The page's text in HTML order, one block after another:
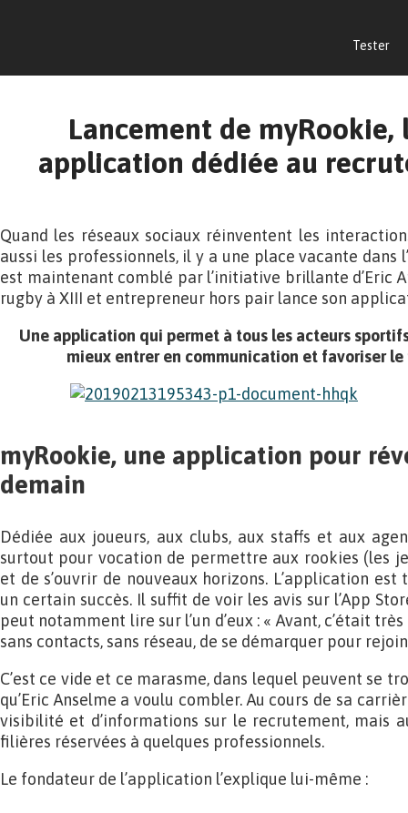
Tester
Lancement de myRookie,
application dédiée au
Quand les réseaux sociaux réinventent les
aussi les professionnels, il y a une place vacante dans
est maintenant comblé par l’initiative brillante d’Eric
rugby à XIII et entrepreneur hors pair lance son
Une application qui permet à tous les acteurs
mieux entrer en communication et favoriser
myRookie, une application pour
demain
Dédiée aux joueurs, aux clubs, aux staffs et aux
surtout pour vocation de permettre aux rookies (les
et de s’ouvrir de nouveaux horizons. L’application
un certain succès. Il suffit de voir les avis sur l’App
peut notamment lire sur l’un d’eux : « Avant, c’était
sans contacts, sans réseau, de se démarquer pour
C’est ce vide et ce marasme, dans lequel peuvent se
qu’Eric Anselme a voulu combler. Au cours de sa
visibilité et d’informations sur le recrutement, mais
filières réservées à quelques professionnels.
Le fondateur de l’application l’explique lui-même :